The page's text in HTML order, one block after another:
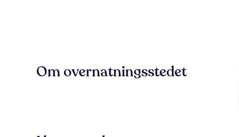
Om overnatningsstedet